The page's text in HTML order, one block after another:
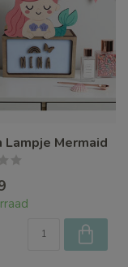
Lampje Mermaid